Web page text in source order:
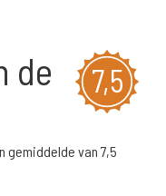
7,5
de
gemiddelde van 7,5